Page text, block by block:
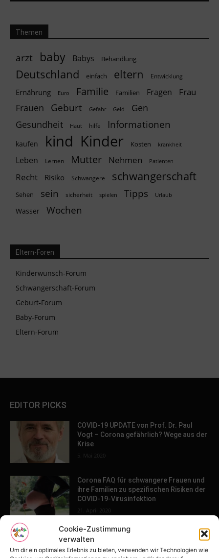
Cookie-Zustimmung
verwalten
Um dir ein optimales Erlebnis zu bieten, verwenden wir Technologien wie
Themen
arzt baby Babys Behandlung
Deutschland einfach eltern Entwicklung
Ernährung Euro Familie Familien Fragen Frau
Frauen Geburt Gefahr Geld
Gen
Gesundheit
Haut hilfe Informationen
kaufen kind Kinder Kosten krankheit
Leben Lernen Mutter Nehmen Patienten
Recht Risiko Schwangere schwangerschaft
Sehen sein sicherheit spielen Tipps Urlaub
Wasser Wochen
Eltern-Foren
Kinderwunsch-Forum
Schwangerschaft-Forum
Geburt-Forum
Baby-Forum
Eltern-Forum
EDITOR PICKS
COVID-19 UPDATE von Prof. Dr. Paul
Vogt – Corona gefährlich? Wege aus der
Krise
5. Mai 2020
Corona FAQ für schwangere Frauen und
ihre Familien zu spezifischen Risiken der
COVID-19-Virusinfektion
21. April 2020
Broken-Heart-Syndrom – das
gebrochene Herz als Todesursache?
18. März 2021